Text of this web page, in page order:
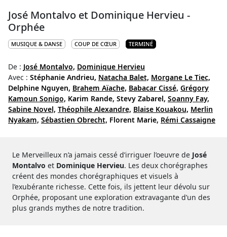
José Montalvo et Dominique Hervieu -
Orphée
MUSIQUE & DANSE COUP DE CŒUR TERMINÉ
De : José Montalvo, Dominique Hervieu
Avec : Stéphanie Andrieu, Natacha Balet, Morgane Le Tiec,
Delphine Nguyen, Brahem Aïache, Babacar Cissé, Grégory
Kamoun Sonigo, Karim Rande, Stevy Zabarel, Soanny Fay,
Sabine Novel, Théophile Alexandre, Blaise Kouakou, Merlin
Nyakam, Sébastien Obrecht, Florent Marie, Rémi Cassaigne
Le Merveilleux n’a jamais cessé d’irriguer l’oeuvre de José
Montalvo et Dominique Hervieu. Les deux chorégraphes
créent des mondes chorégraphiques et visuels à
l’exubérante richesse. Cette fois, ils jettent leur dévolu sur
Orphée, proposant une exploration extravagante d’un des
plus grands mythes de notre tradition.